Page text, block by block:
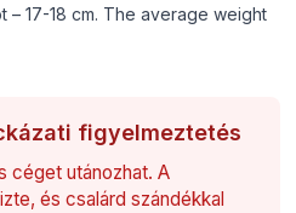
17-18 cm. The average weight
figyelmeztetés
céget utánozhat. A
és csalárd szándékkal